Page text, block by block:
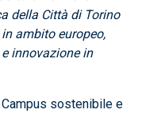
della Città di Torino
ambito europeo,
innovazione in
sostenibile e